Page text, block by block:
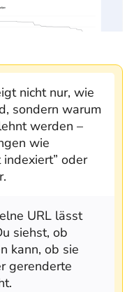
nicht nur, wie
sondern warum
werden –
wie
indexiert” oder
URL lässt
siehst, ob
kann, ob sie
gerenderte